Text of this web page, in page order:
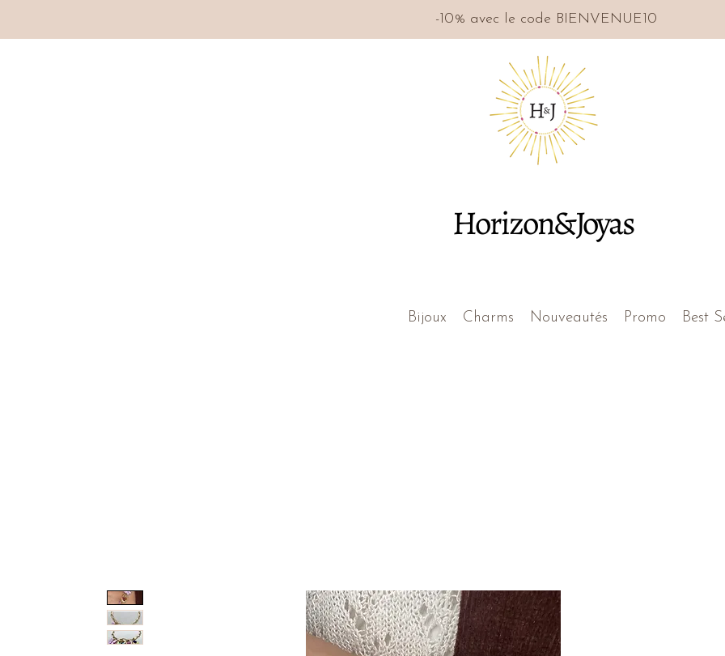
Horizon&Joyas
Bijoux Charms Nouveautés Promo Best
-10% avec le code BIENVENUE10